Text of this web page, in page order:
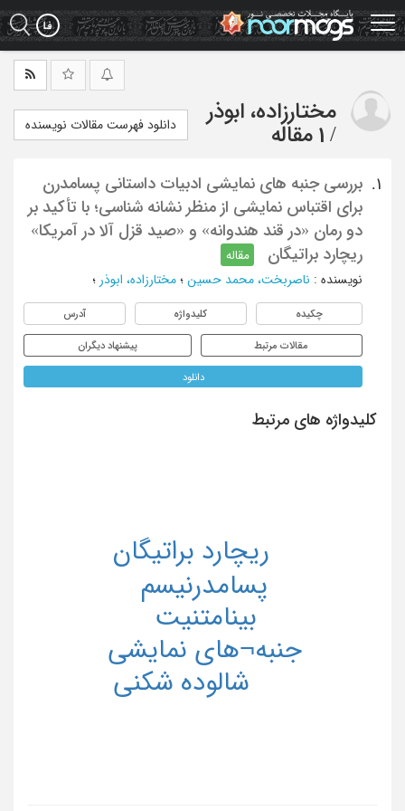
Skip
to
main
مختارزاده، ابوذر
/ 1 مقاله دانلود فهرست مقالات نویسنده
1.
بررسی جنبه های نمایشی ادبیات داستانی پسامدرن
برای اقتباس نمایشی از منظر نشانه شناسی؛ با تأکید بر
دو رمان «در قند هندوانه» و «صید قزل آلا در آمریکا»
ریچارد براتیگان
مقاله
نویسنده : ناصربخت، محمد حسین ؛ مختارزاده، ابوذر ؛
چکیده کلیدواژه آدرس
مقالات مرتبط پیشنهاد دیگران
دانلود
کلیدواژه های مرتبط
بینامتنیت
پسامدرنیسم
جنبه¬های نمایشی
ریچارد براتیگان
شالوده شکنی